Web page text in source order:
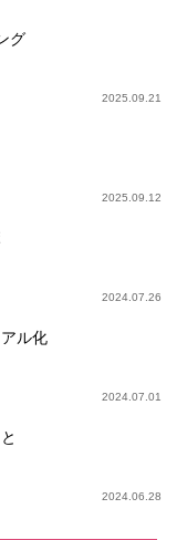
グ
2025.09.21
2025.09.12
2024.07.26
ル化
2024.07.01
2024.06.28